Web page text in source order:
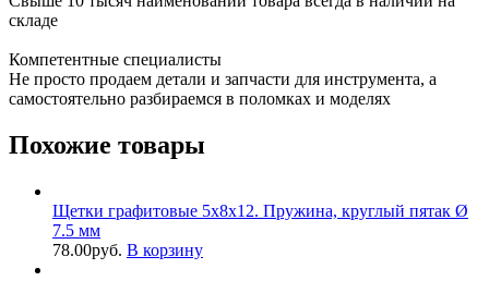
складе
Компетентные специалисты
Не просто продаем детали и запчасти для инструмента, а
самостоятельно разбираемся в поломках и моделях
Похожие товары
Щетки графитовые 5х8х12. Пружина, круглый пятак Ø
7.5 мм
78.00руб. В корзину